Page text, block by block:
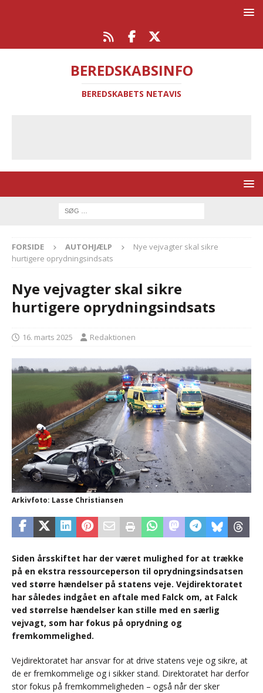
BEREDSKABSINFO
BEREDSKABETS NETAVIS
FORSIDE AUTOHJÆLP
Nye vejvagter skal sikre
hurtigere oprydningsindsats
Nye vejvagter skal sikre
hurtigere oprydningsindsats
16. marts 2025 Redaktionen
Arkivfoto: Lasse Christiansen
Siden årsskiftet har der været mulighed for at trække
på en ekstra ressourceperson til oprydningsindsatsen
ved større hændelser på statens veje. Vejdirektoratet
har således indgået en aftale med Falck om, at Falck
ved størrelse hændelser kan stille med en særlig
vejvagt, som har fokus på oprydning og
fremkommelighed.
Vejdirektoratet har ansvar for at drive statens veje og sikre, at
de er fremkommelige og i sikker stand. Direktoratet har derfor
stor fokus på fremkommeligheden – også når der sker